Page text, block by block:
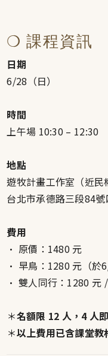
❍ 課程資訊
日期
6/28（日）
時間
上午場 10:30 – 12:30
地點
遊牧計畫工作室（近民
台北市承德路三段84
費用
• 原價：1480 元
• 早鳥：1280 元（於
• 雙人同行：1280 元
＊名額限 12 人，4 人
＊以上費用已含課堂